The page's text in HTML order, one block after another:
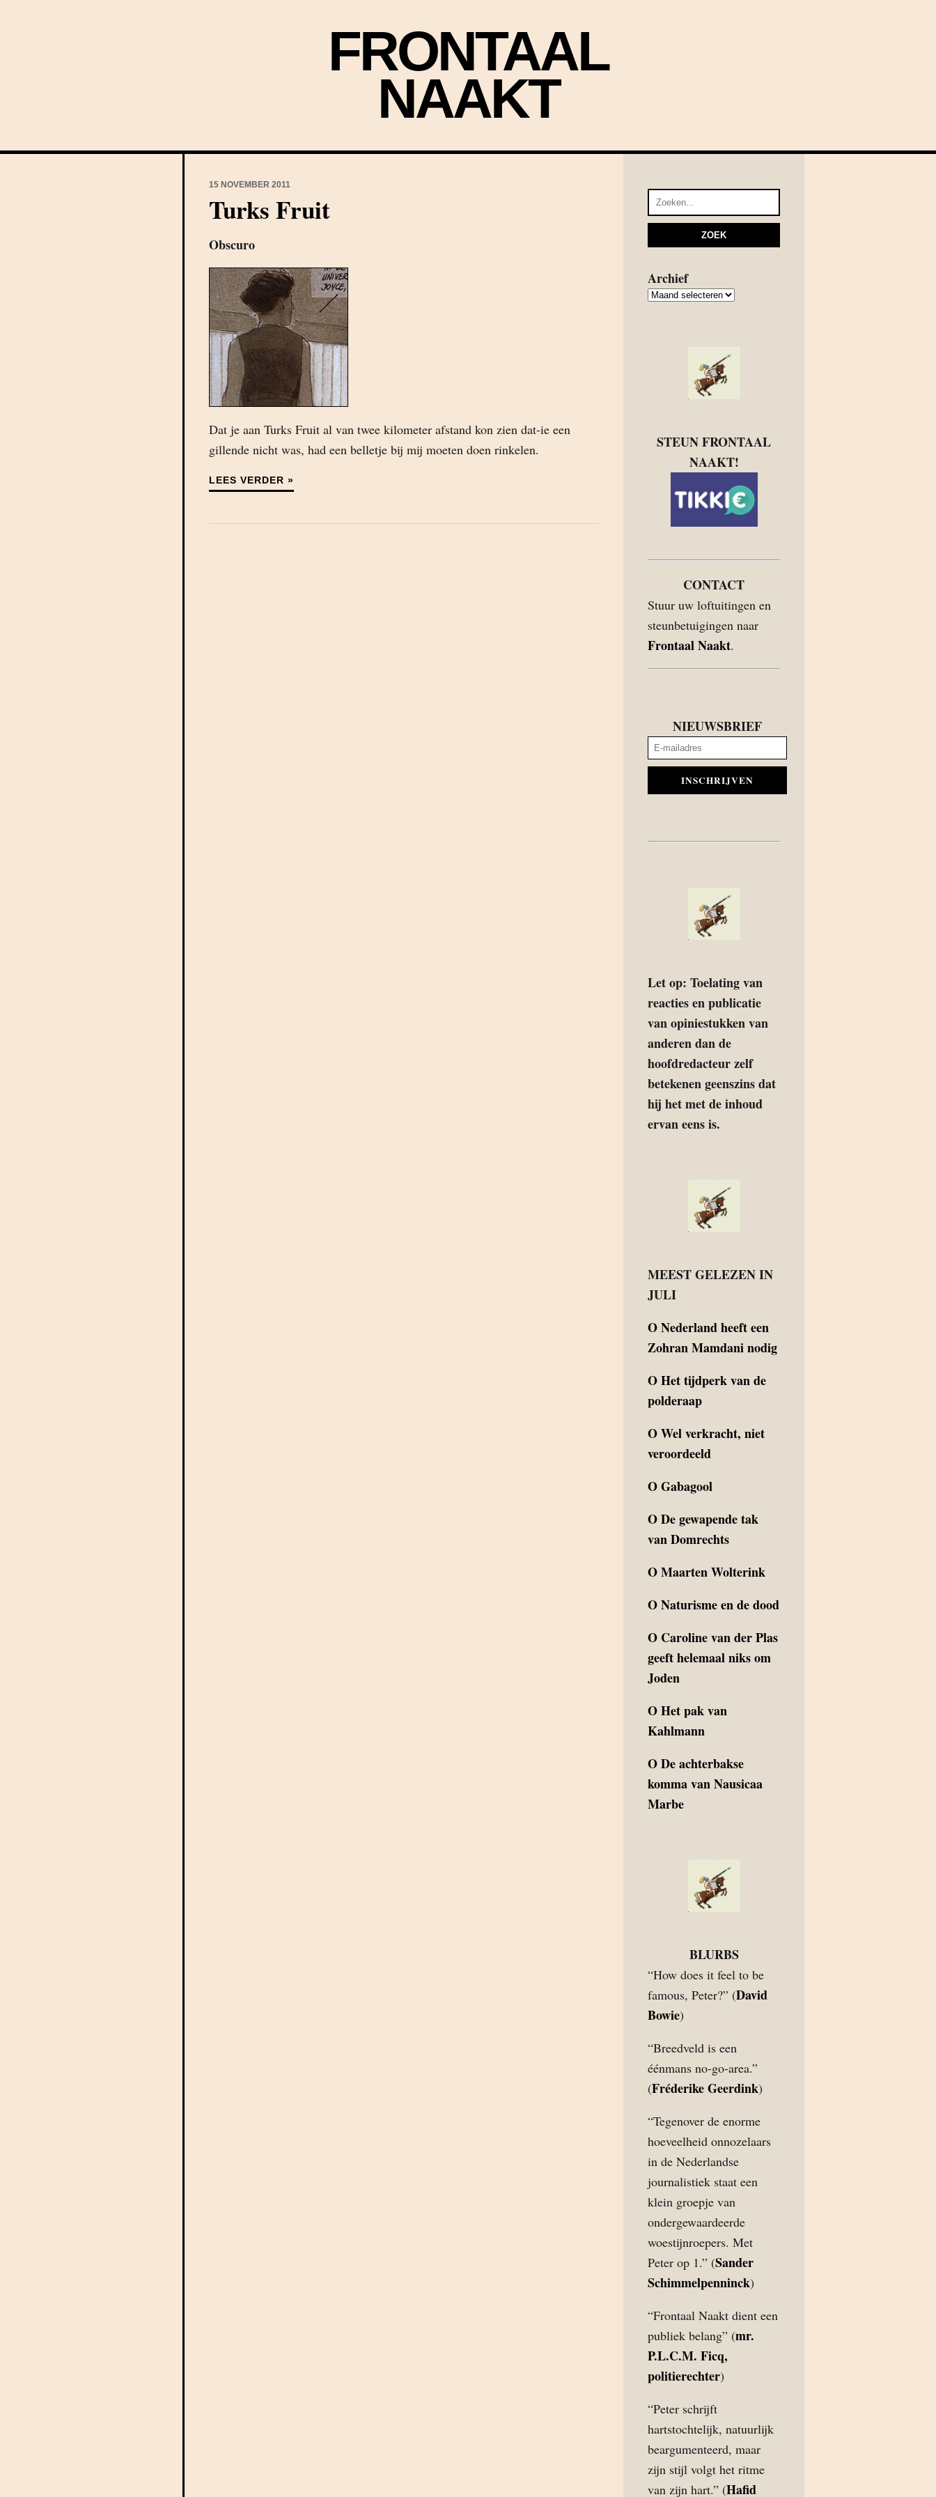
FRONTAAL
NAAKT
15 NOVEMBER 2011
Turks Fruit
Obscuro
Dat je aan Turks Fruit al van twee kilometer afstand kon zien dat-ie een
gillende nicht was, had een belletje bij mij moeten doen rinkelen.
LEES VERDER »
Archief
Archief
STEUN FRONTAAL
NAAKT!
CONTACT
Stuur uw loftuitingen en
steunbetuigingen naar
Frontaal Naakt.
NIEUWSBRIEF
INSCHRIJVEN
Let op: Toelating van
reacties en publicatie
van opiniestukken van
anderen dan de
hoofdredacteur zelf
betekenen geenszins dat
hij het met de inhoud
ervan eens is.
MEEST GELEZEN IN
JULI
ONederland heeft een
Zohran Mamdani nodig
OHet tijdperk van de
polderaap
OWel verkracht, niet
veroordeeld
OGabagool
ODe gewapende tak
van Domrechts
OMaarten Wolterink
ONaturisme en de dood
O Caroline van der Plas
geeft helemaal niks om
Joden
OHet pak van
Kahlmann
ODe achterbakse
komma van Nausicaa
Marbe
BLURBS
“How does it feel to be
famous, Peter?” (David
Bowie)
“Breedveld is een
éénmans no-go-area.”
(Fréderike Geerdink)
“Tegenover de enorme
hoeveelheid onnozelaars
in de Nederlandse
journalistiek staat een
klein groepje van
ondergewaardeerde
woestijnroepers. Met
Peter op 1.” (Sander
Schimmelpenninck)
“Frontaal Naakt dient een
publiek belang” (mr.
P.L.C.M. Ficq,
politierechter)
“Peter schrijft
hartstochtelijk, natuurlijk
beargumenteerd, maar
zijn stijl volgt het ritme
van zijn hart.” (Hafid